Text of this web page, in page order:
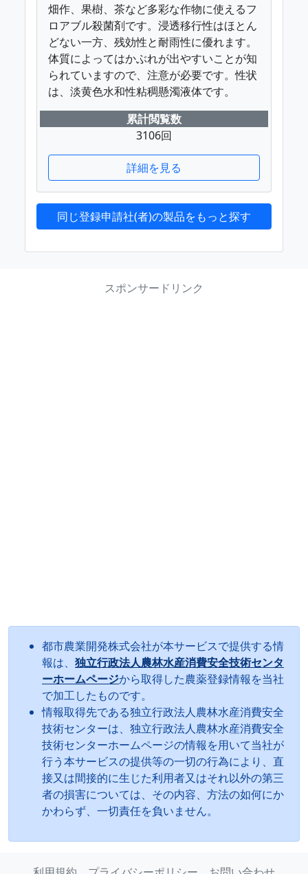
畑作、果樹、茶など多彩な作物に使えるフ
ロアブル殺菌剤です。浸透移行性はほとん
どない一方、残効性と耐雨性に優れます。
体質によってはかぶれが出やすいことが知
られていますので、注意が必要です。性状
は、淡黄色水和性粘稠懸濁液体です。
累計閲覧数
3106回
詳細を見る
同じ登録申請社(者)の製品をもっと探す
スポンサードリンク
都市農業開発株式会社が本サービスで提供する情
報は、 独立行政法人農林水産消費安全技術センタ
ーホームページから取得した農薬登録情報を当社
で加工したものです。
情報取得先である独立行政法人農林水産消費安全
技術センターは、独立行政法人農林水産消費安全
技術センターホームページの情報を用いて当社が
行う本サービスの提供等の一切の行為により、直
接又は間接的に生じた利用者又はそれ以外の第三
者の損害については、その内容、方法の如何にか
かわらず、一切責任を負いません。